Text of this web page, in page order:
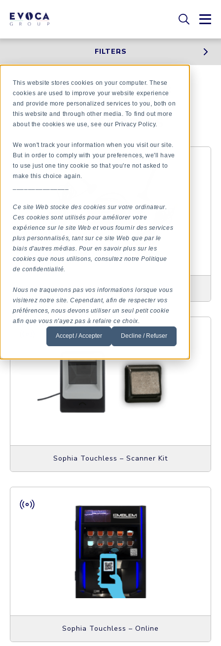
This website stores cookies on your computer. These
cookies are used to improve your website experience
and provide more personalized services to you, both on
this website and through other media. To find out more
about the cookies we use, see our Privacy Policy.
We won't track your information when you visit our site.
But in order to comply with your preferences, we'll have
to use just one tiny cookie so that you're not asked to
make this choice again.
Ce site Web stocke des cookies sur votre ordinateur.
Ces cookies sont utilisés pour améliorer votre
expérience sur le site Web et vous fournir des services
plus personnalisés, tant sur ce site Web que par le
biais d'autres médias. Pour en savoir plus sur les
cookies que nous utilisons, consultez notre Politique
de confidentialité.
Nous ne traquerons pas vos informations lorsque vous
visiterez notre site. Cependant, afin de respecter vos
préférences, nous devons utiliser un seul petit cookie
afin que vous n'ayez pas à refaire ce choix.
Accept / Accepter Decline / Refuser
FILTERS
TECHNOLOGY &
CONNECTIVITY -
ACCESSORIES
Modem Connectivity – Upgrade Kit
Sophia Touchless – Scanner Kit
Sophia Touchless – Online